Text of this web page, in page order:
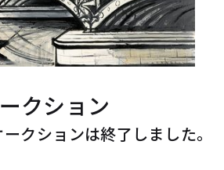
クション
クションは終了しました。